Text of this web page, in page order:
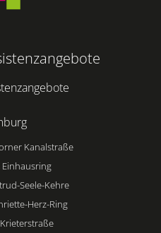
Kanalstraße
Seele-Kehre
Herz-Ring